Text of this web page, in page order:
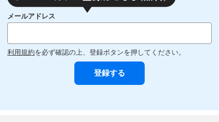
メールアドレス
利用規約を必ず確認の上、登録ボタンを押してください。